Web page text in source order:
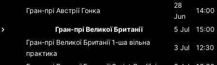
Гран-прі Австрії Гонка
28
Jun
14:00
Гран-прі Великої Британії 5 Jul
15:00
Гран-прі Великої Британії 1-ша вільна
практика
3 Jul 12:30